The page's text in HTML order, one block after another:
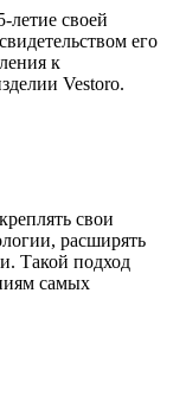
своей
его
к
Vestoro.
свои
расширять
Такой подход
самых